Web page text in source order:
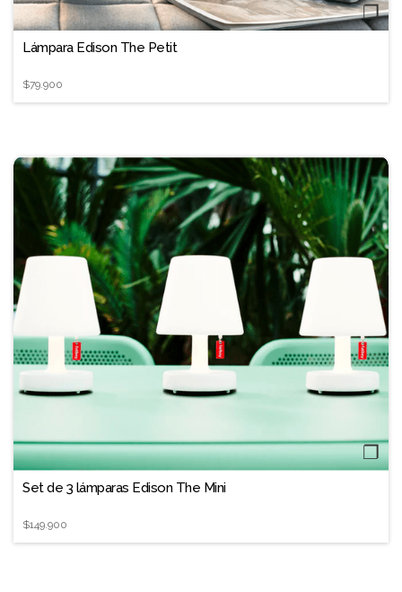
❐
Lámpara Edison The Petit
$79.900
❐
Set de 3 lámparas Edison The Mini
$149.900